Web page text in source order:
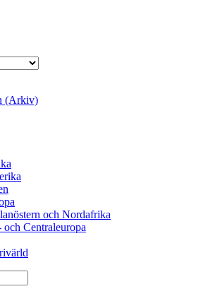
(Arkiv)
och Nordafrika
och Centraleuropa